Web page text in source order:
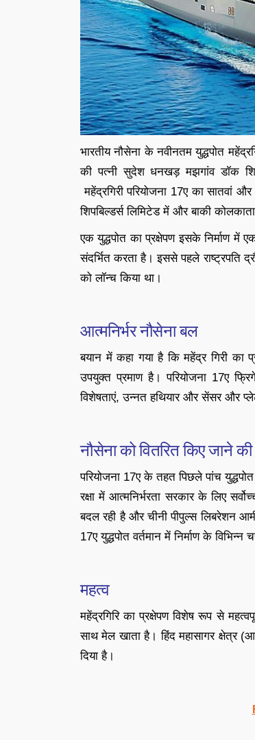
भारतीय नौसेना के नवीनतम युद्धपोत
की पत्नी सुदेश धनखड़ मझगांव डॉक
महेंद्रगिरी परियोजना 17ए का सातवां
शिपबिल्डर्स लिमिटेड में और बाकी
एक युद्धपोत का प्रक्षेपण इसके निर्माण में
संदर्भित करता है। इससे पहले राष्ट्रपति
को लॉन्च किया था।
आत्मनिर्भर नौसेना बल
बयान में कहा गया है कि महेंद्र गिरी का
उपयुक्त प्रमाण है। परियोजना 17ए
विशेषताएं, उन्नत हथियार और सेंसर और
नौसेना को वितरित किए जाने की
परियोजना 17ए के तहत पिछले पांच
रक्षा में आत्मनिर्भरता सरकार के लिए
बदल रही है और चीनी पीपुल्स लिबरेशन
17ए युद्धपोत वर्तमान में निर्माण के
महत्व
महेंद्रगिरि का प्रक्षेपण विशेष रूप से
साथ मेल खाता है। हिंद महासागर क्षेत्र
दिया है।